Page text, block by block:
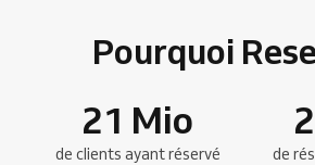
Pourquoi
21 Mio
de clients ayant réservé de